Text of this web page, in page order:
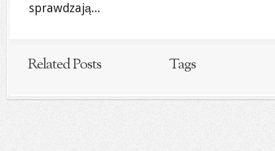
sprawdzają...
Related Posts Tags